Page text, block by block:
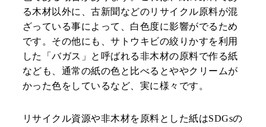
る木材以外に、古新聞などのリサイクル原料が混
ざっている事によって、白色度に影響がでるため
です。その他にも、サトウキビの絞りかすを利用
した「バガス」と呼ばれる非木材の原料で作る紙
なども、通常の紙の色と比べるとややクリームが
かった色をしているなど、実に様々です。
リサイクル資源や非木材を原料とした紙はSDGsの